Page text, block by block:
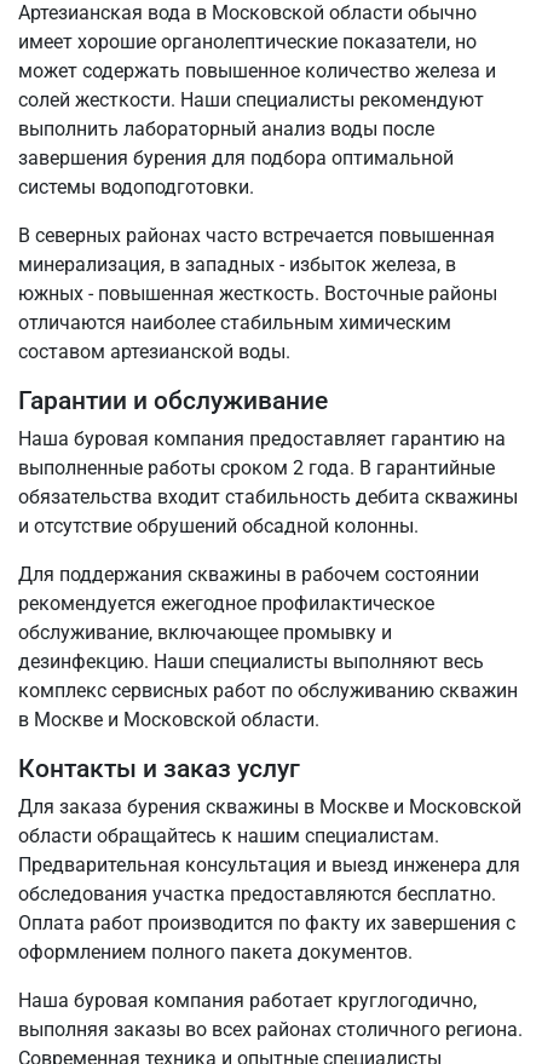
Артезианская вода в Московской области обычно
имеет хорошие органолептические показатели, но
может содержать повышенное количество железа и
солей жесткости. Наши специалисты рекомендуют
выполнить лабораторный анализ воды после
завершения бурения для подбора оптимальной
системы водоподготовки.
В северных районах часто встречается повышенная
минерализация, в западных - избыток железа, в
южных - повышенная жесткость. Восточные районы
отличаются наиболее стабильным химическим
составом артезианской воды.
Гарантии и обслуживание
Наша буровая компания предоставляет гарантию на
выполненные работы сроком 2 года. В гарантийные
обязательства входит стабильность дебита скважины
и отсутствие обрушений обсадной колонны.
Для поддержания скважины в рабочем состоянии
рекомендуется ежегодное профилактическое
обслуживание, включающее промывку и
дезинфекцию. Наши специалисты выполняют весь
комплекс сервисных работ по обслуживанию скважин
в Москве и Московской области.
Контакты и заказ услуг
Для заказа бурения скважины в Москве и Московской
области обращайтесь к нашим специалистам.
Предварительная консультация и выезд инженера для
обследования участка предоставляются бесплатно.
Оплата работ производится по факту их завершения с
оформлением полного пакета документов.
Наша буровая компания работает круглогодично,
выполняя заказы во всех районах столичного региона.
Современная техника и опытные специалисты